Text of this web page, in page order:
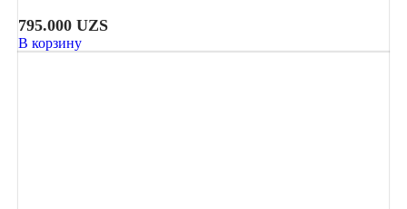
795.000 UZS
В корзину